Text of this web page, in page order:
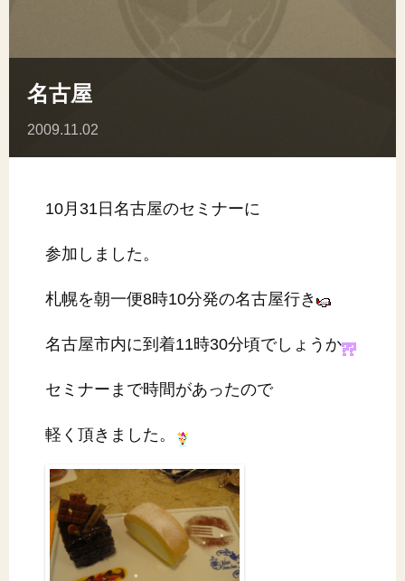
名古屋
2009.11.02
10月31日名古屋のセミナーに
参加しました。
札幌を朝一便8時10分発の名古屋行き
名古屋市内に到着11時30分頃でしょうか
セミナーまで時間があったので
軽く頂きました。